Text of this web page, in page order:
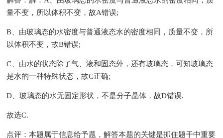
量不变，所以体积不变，故A错误;
B、由玻璃态的水密度与普通液态水的密度相同，质量不变，所
以体积不变，故B错误;
C、由水的状态除了气、液和固态外，还有玻璃态，可知玻璃态
是水的一种特殊状态，故C正确;
D、玻璃态的水无固定形状，不是分子晶体，故D错误.
故选C.
点评：本题属于信息给予题，解答本题的关键是抓住题干中重要